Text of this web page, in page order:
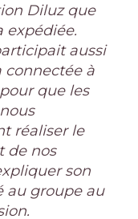
Diluz que
expédiée.
aussi
connectée à
que les
réaliser le
de nos
son
au groupe au